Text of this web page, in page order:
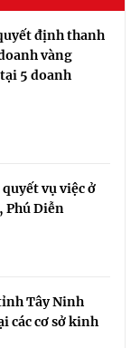
định thanh
vàng
5 doanh
vụ việc ở
Phú Diễn
Tây Ninh
các cơ sở kinh